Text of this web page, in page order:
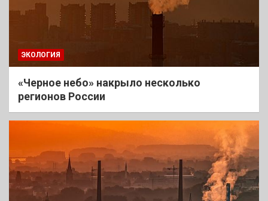
ЭКОЛОГИЯ
«Черное небо» накрыло несколько
регионов России